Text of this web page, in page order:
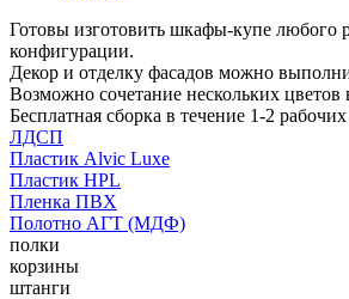
Готовы изготовить шкафы-купе любого
конфигурации.
Декор и отделку фасадов можно
Возможно сочетание нескольких цветов
Бесплатная сборка в течение 1-2
ЛДСП
Пластик Alvic Luxe
Пластик HPL
Пленка ПВХ
Полотно АГТ (МДФ)
полки
корзины
штанги